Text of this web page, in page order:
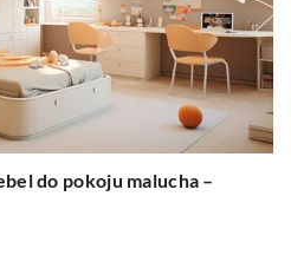
do pokoju malucha –